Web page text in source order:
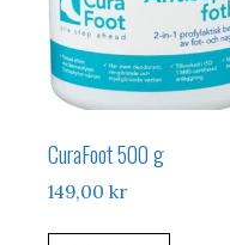
CuraFoot 500 g
149,00 kr